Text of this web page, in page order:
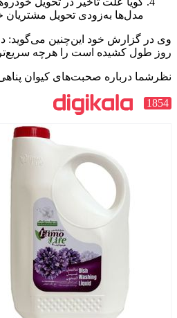
مدل‌ها به‌زودی تحویل مشتریان
روز طول کشیده است را هرچه
نظرشما درباره صحبت‌های کیوان پناهی
1854